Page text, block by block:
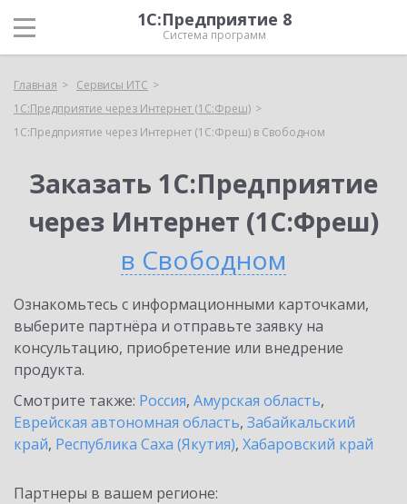
1С:Предприятие 8
Система программ
Главная
Сервисы ИТС
1С:Предприятие через Интернет (1С:Фреш)
1С:Предприятие через Интернет (1С:Фреш) в Свободном
Заказать 1С:Предприятие
через Интернет (1С:Фреш)
в Свободном
Ознакомьтесь с информационными карточками,
выберите партнёра и отправьте заявку на
консультацию, приобретение или внедрение
продукта.
Смотрите также: Россия, Амурская область,
Еврейская автономная область, Забайкальский
край, Республика Саха (Якутия), Хабаровский край
Партнеры в вашем регионе: